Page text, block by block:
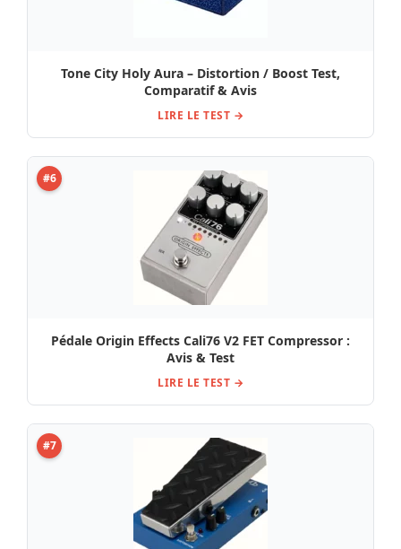
Tone City Holy Aura – Distortion / Boost Test,
Comparatif & Avis
LIRE LE TEST →
#6
Pédale Origin Effects Cali76 V2 FET Compressor :
Avis & Test
LIRE LE TEST →
#7